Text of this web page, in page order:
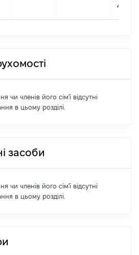
чи членів його сім'ї відсутні
в цьому розділі.
засоби
чи членів його сім'ї відсутні
в цьому розділі.